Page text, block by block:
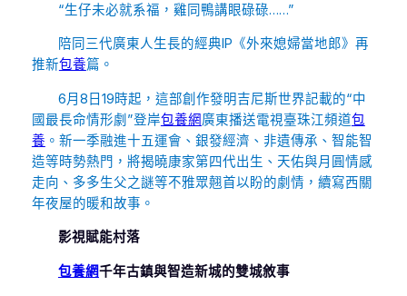
“生仔未必就系福，雞同鴨講眼碌碌……”
陪同三代廣東人生長的經典IP《外來媳婦當地郎》再
推新包養篇。
6月8日19時起，這部創作發明吉尼斯世界記載的“中
國最長命情形劇”登岸包養網廣東播送電視臺珠江頻道包
養 。新一季融進十五運會、銀發經濟、非遺傳承、智能智
造等時勢熱門，將揭曉康家第四代出生、天佑與月圓情感
走向、多多生父之謎等不雅眾翹首以盼的劇情，續寫西關
年夜屋的暖和故事。
影視賦能村落
包養網千年古鎮與智造新城的雙城敘事